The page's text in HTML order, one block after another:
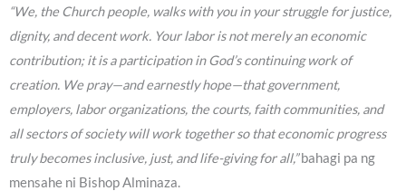
“We, the Church people, walks with you in your struggle for justice,
dignity, and decent work. Your labor is not merely an economic
contribution; it is a participation in God’s continuing work of
creation. We pray—and earnestly hope—that government,
employers, labor organizations, the courts, faith communities, and
all sectors of society will work together so that economic progress
truly becomes inclusive, just, and life-giving for all,”bahagi pa ng
mensahe ni Bishop Alminaza.